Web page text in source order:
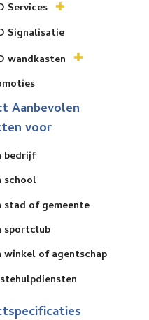
Services
Signalisatie
wandkasten
Aanbevolen
voor
bedrijf
school
stad of gemeente
sportclub
winkel of agentschap